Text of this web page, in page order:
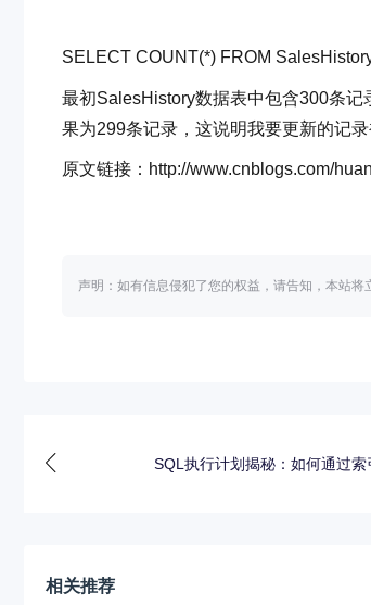
SELECT COUNT(*) FROM
最初SalesHistory数据表中包含300条
果为299条记录，这说明我要更新的记
原文链接：http://www.cnblogs.com/
声明：如有信息侵犯了您的权益，请告知，本站将
SQL执行计划揭秘：如何通过索
相关推荐